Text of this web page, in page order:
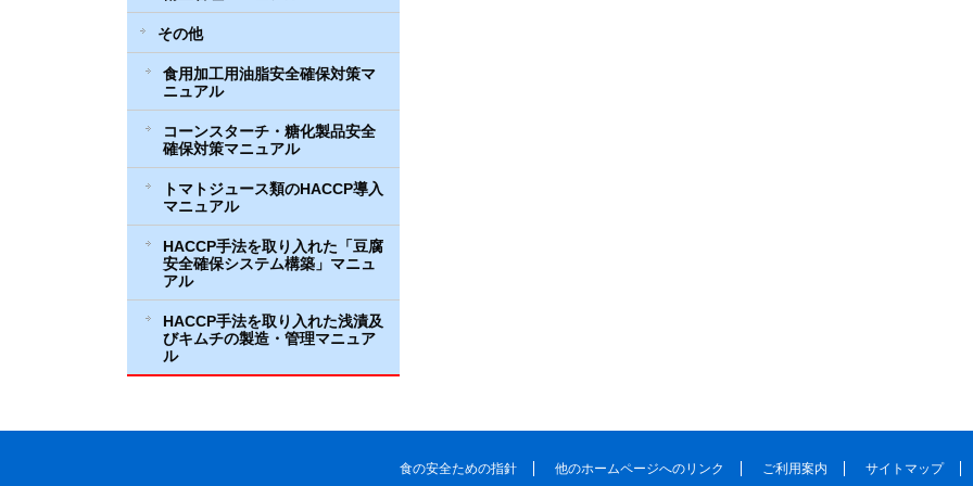
その他
食用加工用油脂安全確保対策マ
ニュアル
コーンスターチ・糖化製品安全
確保対策マニュアル
トマトジュース類のHACCP導入
マニュアル
HACCP手法を取り入れた「豆腐
安全確保システム構築」マニュ
アル
HACCP手法を取り入れた浅漬及
びキムチの製造・管理マニュア
ル
食の安全ための指針 他のホームページへのリンク ご利用案内 サイトマップ